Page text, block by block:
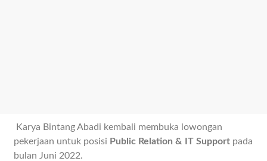
Karya Bintang Abadi kembali membuka lowongan
pekerjaan untuk posisi Public Relation & IT Support pada
bulan Juni 2022.